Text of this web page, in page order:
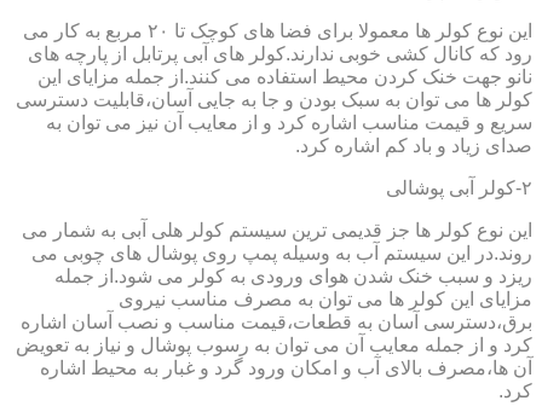
این نوع کولر ها معمولا برای فضا های کوچک تا ۲۰ مربع به کار می
رود که کانال کشی خوبی ندارند.کولر های آبی پرتابل از پارچه های
نانو جهت خنک کردن محیط استفاده می کنند.از جمله مزایای این
کولر ها می توان به سبک بودن و جا به جایی آسان،قابلیت دسترسی
سریع و قیمت مناسب اشاره کرد و از معایب آن نیز می توان به
صدای زیاد و باد کم اشاره کرد.
۲-کولر آبی پوشالی
این نوع کولر ها جز قدیمی ترین سیستم کولر هلی آبی به شمار می
روند.در این سیستم آب به وسیله پمپ روی پوشال های چوبی می
ریزد و سبب خنک شدن هوای ورودی به کولر می شود.از جمله
مزایای این کولر ها می توان به مصرف مناسب نیروی
برق،دسترسی آسان به قطعات،قیمت مناسب و نصب آسان اشاره
کرد و از جمله معایب آن می توان به رسوب پوشال و نیاز به تعویض
آن ها،مصرف بالای آب و امکان ورود گرد و غبار به محیط اشاره
کرد.